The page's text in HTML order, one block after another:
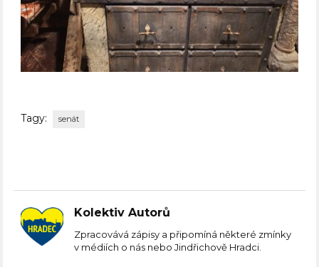
Tagy: senát
Kolektiv Autorů
Zpracovává zápisy a připomíná některé zmínky
v médiích o nás nebo Jindřichově Hradci.